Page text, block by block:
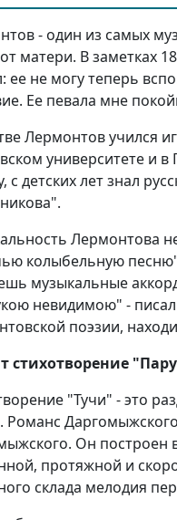
- один из самых
матери. В заметках
ее не могу теперь
Ее певала мне
Лермонтов учился
университете и
с детских лет знал
Лермонтова
колыбельную
музыкальные
невидимою" -
поэзии,
стихотворение
"Тучи" - это
Романс
Он построен
протяжной и
склада мелодия